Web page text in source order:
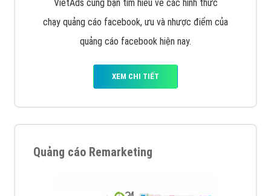
dưới cùng
XEM CHI TIẾT